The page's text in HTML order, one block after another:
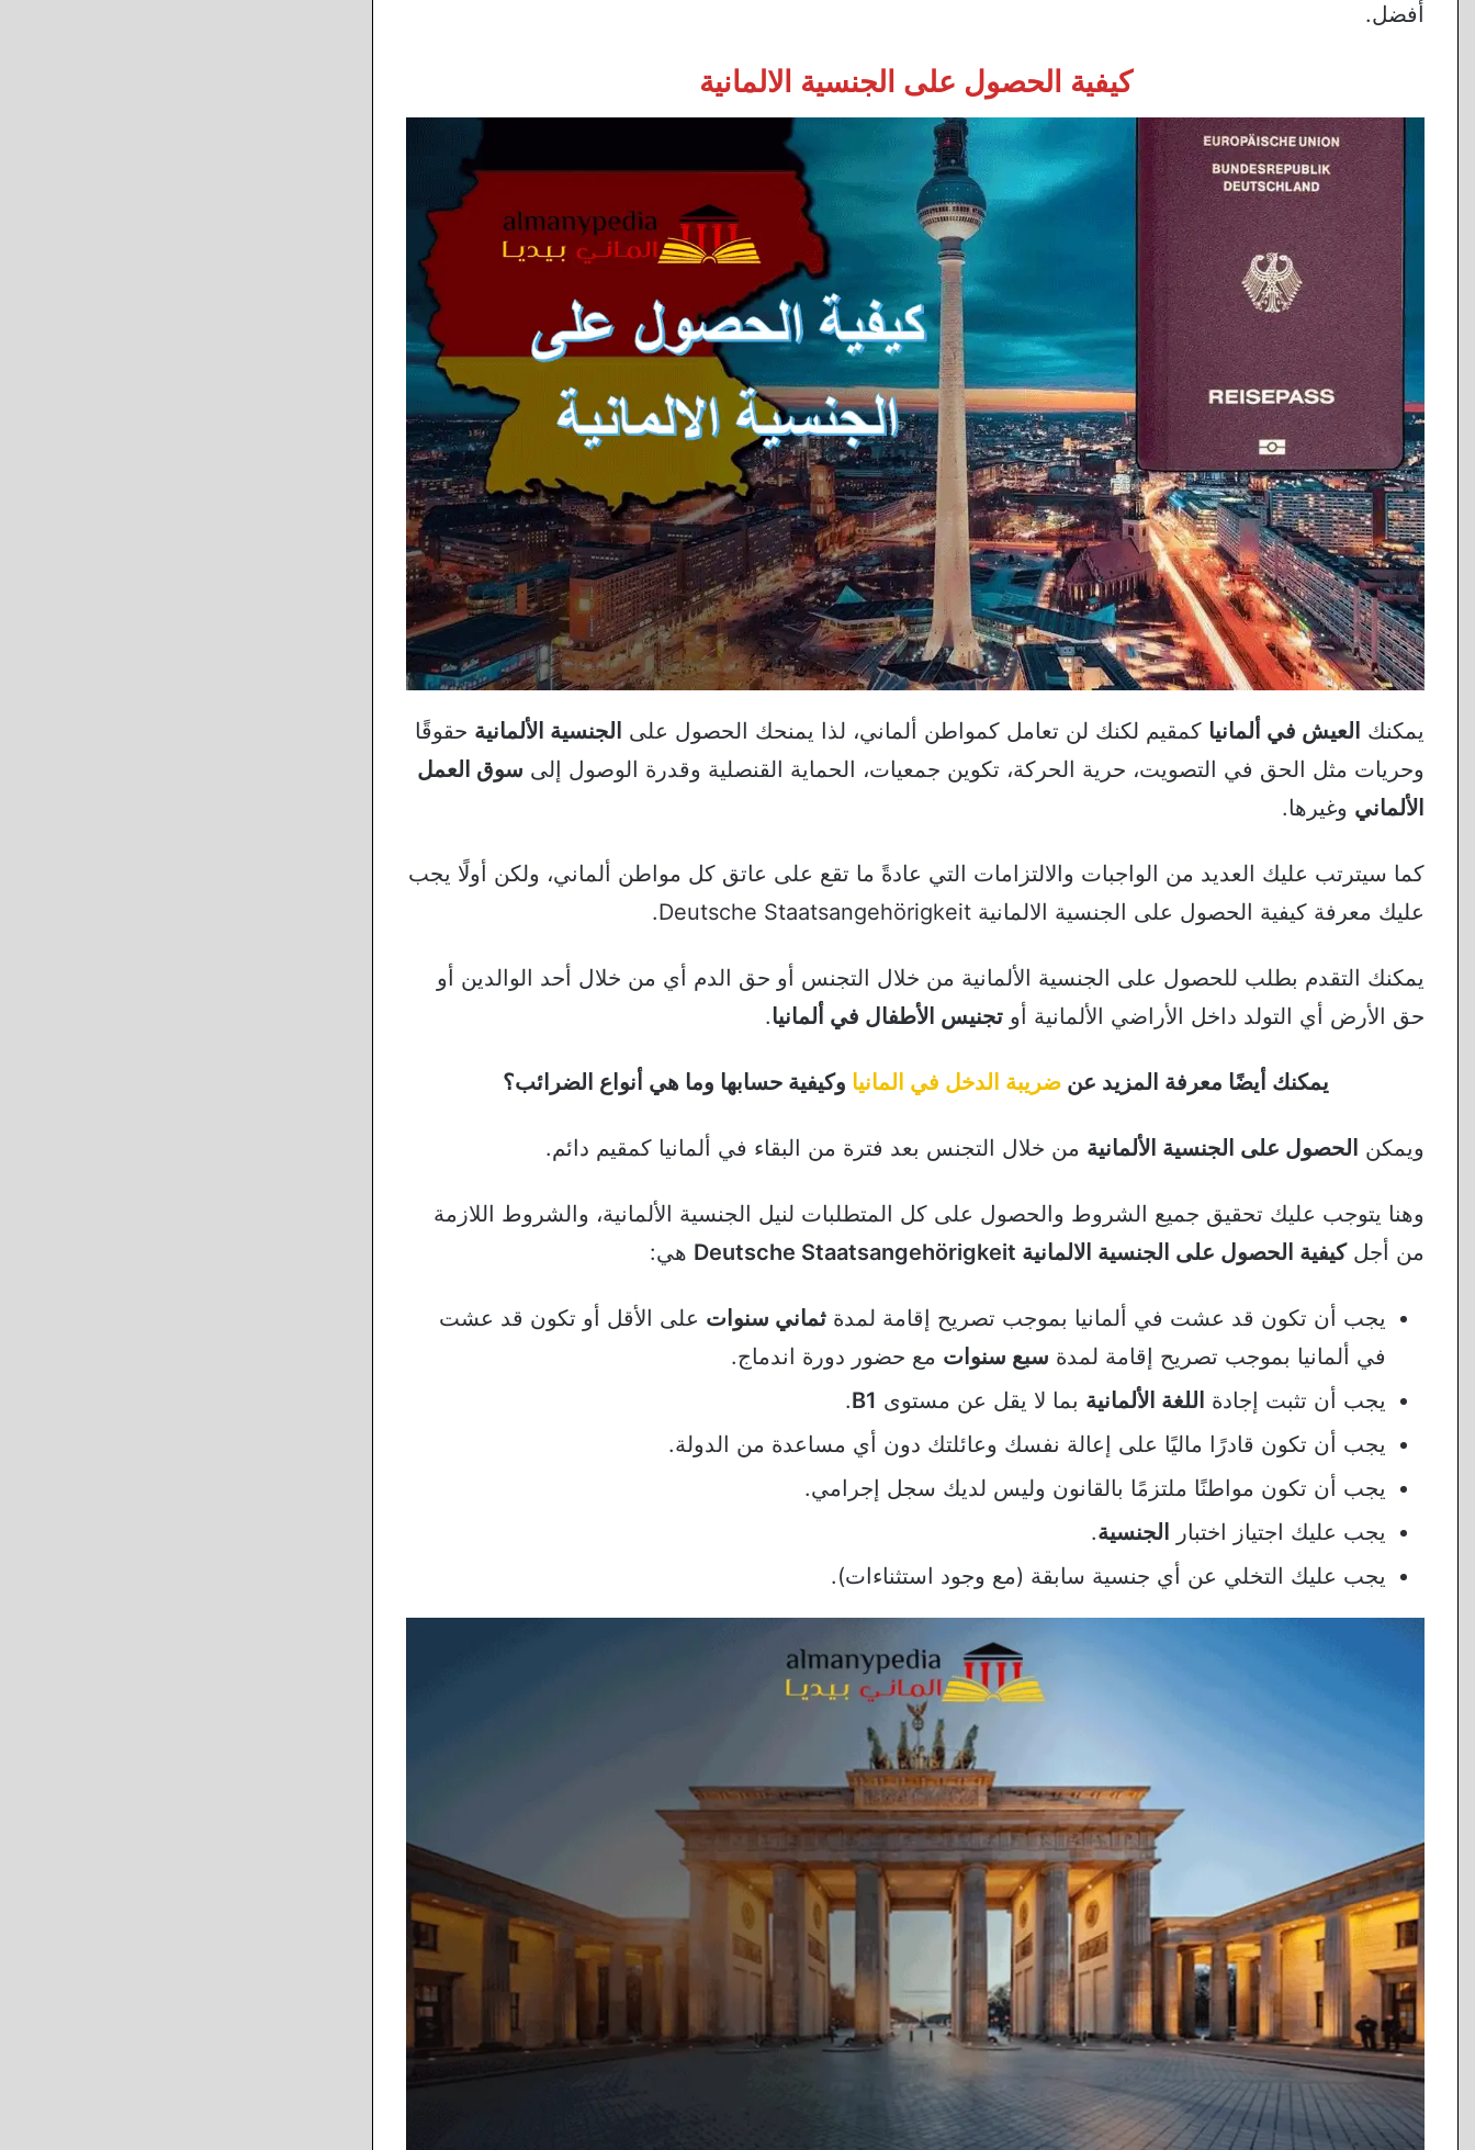
أفضل.
كيفية الحصول على الجنسية الالمانية
يمكنك العيش في ألمانيا كمقيم لكنك لن تعامل كمواطن ألماني، لذا يمنحك الحصول على الجنسية الألمانية حقوقًا
وحريات مثل الحق في التصويت، حرية الحركة، تكوين جمعيات، الحماية القنصلية وقدرة الوصول إلى سوق العمل
الألماني وغيرها.
كما سيترتب عليك العديد من الواجبات والالتزامات التي عادةً ما تقع على عاتق كل مواطن ألماني، ولكن أولًا يجب
عليك معرفة كيفية الحصول على الجنسية الالمانية Deutsche Staatsangehörigkeit.
يمكنك التقدم بطلب للحصول على الجنسية الألمانية من خلال التجنس أو حق الدم أي من خلال أحد الوالدين أو
حق الأرض أي التولد داخل الأراضي الألمانية أو تجنيس الأطفال في ألمانيا.
يمكنك أيضًا معرفة المزيد عنضريبة الدخل في المانيا وكيفية حسابها وما هي أنواع الضرائب؟
ويمكن الحصول على الجنسية الألمانية من خلال التجنس بعد فترة من البقاء في ألمانيا كمقيم دائم.
وهنا يتوجب عليك تحقيق جميع الشروط والحصول على كل المتطلبات لنيل الجنسية الألمانية، والشروط اللازمة
من أجلكيفية الحصول على الجنسية الالمانية Deutsche Staatsangehörigkeit هي:
يجب أن تكون قد عشت في ألمانيا بموجب تصريح إقامة لمدة ثماني سنوات على الأقل أو تكون قد عشت
في ألمانيا بموجب تصريح إقامة لمدة سبع سنوات مع حضور دورة اندماج.
يجب أن تثبت إجادة اللغة الألمانية بما لا يقل عن مستوى B1
.
يجب أن تكون قادرًا ماليًا على إعالة نفسك وعائلتك دون أي مساعدة من الدولة.
يجب أن تكون مواطنًا ملتزمًا بالقانون وليس لديك سجل إجرامي.
يجب عليك اجتياز اختبار
الجنسية.
يجب عليك التخلي عن أي جنسية سابقة (مع وجود استثناءات).